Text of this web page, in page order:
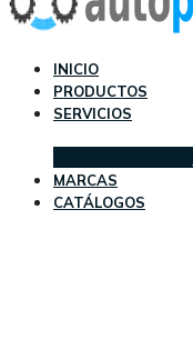
INICIO
PRODUCTOS
SERVICIOS
MARCAS
CATÁLOGOS